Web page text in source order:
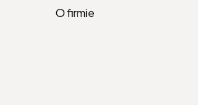
O firmie